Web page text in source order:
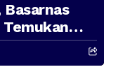
yang